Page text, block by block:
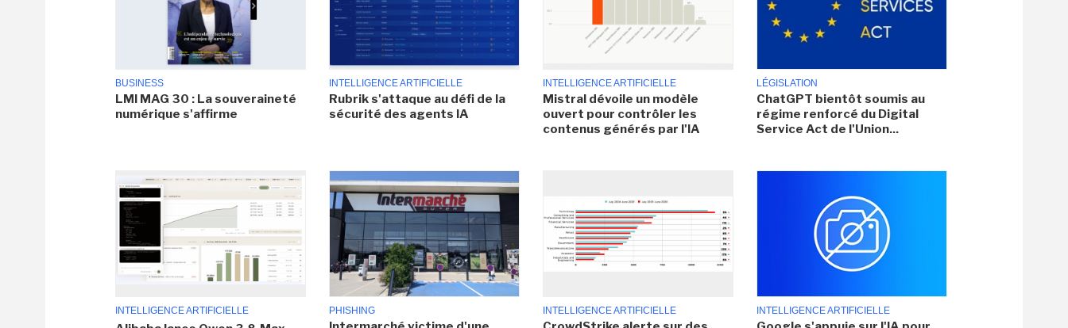
BUSINESS
LMI MAG 30 : La souveraineté
numérique s'affirme
INTELLIGENCE ARTIFICIELLE
Rubrik s'attaque au défi de la
sécurité des agents IA
INTELLIGENCE ARTIFICIELLE
Mistral dévoile un modèle
ouvert pour contrôler les
contenus générés par l'IA
LÉGISLATION
ChatGPT bientôt soumis au
régime renforcé du Digital
Service Act de l'Union...
INTELLIGENCE ARTIFICIELLE PHISHING INTELLIGENCE ARTIFICIELLE INTELLIGENCE ARTIFICIELLE